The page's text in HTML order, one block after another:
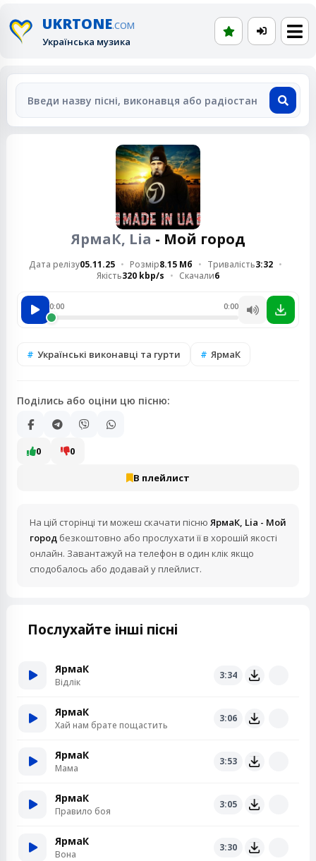
UKRTONE.COM
Українська музика
ЯрмаК, Lia - Мой город
Дата релізу05.11.25 Розмір8.15 Мб Тривалість3:32
Якість320 kbp/s Скачали6
0:00 0:00
Українські виконавці та гурти ЯрмаК
Поділись або оціни цю пісню:
0 0
В плейлист
На цій сторінці ти можеш скачати пісню ЯрмаК, Lia - Мой
город безкоштовно або прослухати її в хорошій якості
онлайн. Завантажуй на телефон в один клік якщо
сподобалось або додавай у плейлист.
Послухайте інші пісні
ЯрмаК
Відлік
3:34
ЯрмаК
Хай нам брате пощастить
3:06
ЯрмаК
Мама
3:53
ЯрмаК
Правило боя
3:05
ЯрмаК
Вона
3:30